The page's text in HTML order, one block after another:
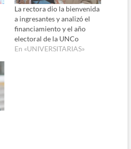
La rectora dio la bienvenida
a ingresantes y analizó el
financiamiento y el año
electoral de la UNCo
En «UNIVERSITARIAS»